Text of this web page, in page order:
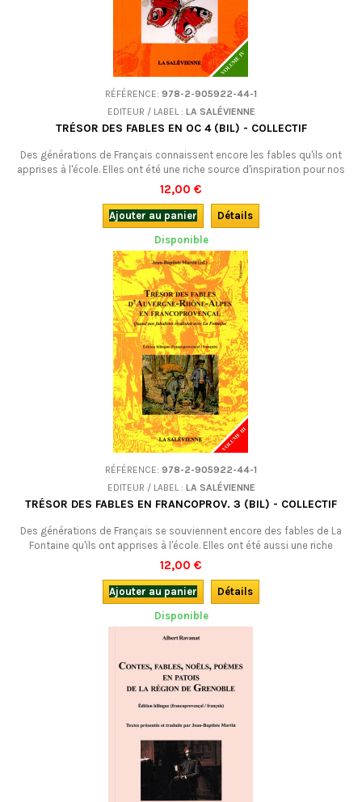
RÉFÉRENCE: 978-2-905922-44-1
EDITEUR / LABEL : LA SALÉVIENNE
TRÉSOR DES FABLES EN OC 4 (BIL) - COLLECTIF
Des générations de Français connaissent encore les fables qu'ils ont
apprises à l'école. Elles ont été une riche source d'inspiration pour nos
écrivains régionaux, occitans ou "patoisants", qui les ont traduites ou
adaptées, plus ou moins fidèlement et souvent de façon très
savoureuse. Ce 4e volume contient des traductions d'autres auteurs
que La Fontaine...
12,00 €
Ajouter au panier
Détails
Disponible
RÉFÉRENCE: 978-2-905922-44-1
EDITEUR / LABEL : LA SALÉVIENNE
TRÉSOR DES FABLES EN FRANCOPROV. 3 (BIL) - COLLECTIF
Des générations de Français se souviennent encore des fables de La
Fontaine qu'ils ont apprises à l'école. Elles ont été aussi une riche
source d'inspiration pour nos écrivains régionaux, qui les ont traduites
ou imitées dans leur langue, l’occitan ou, comme ici, en
francoprovençal. Traductions ou créations, très souvent savoureuses,
elles méritent d'être...
12,00 €
Ajouter au panier
Détails
Disponible